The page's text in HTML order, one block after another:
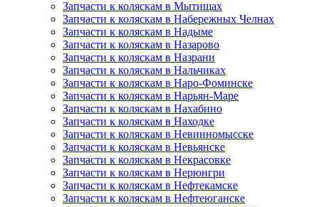
Запчасти к коляскам в Мытищах
Запчасти к коляскам в Набережных Челнах
Запчасти к коляскам в Надыме
Запчасти к коляскам в Назарово
Запчасти к коляскам в Назрани
Запчасти к коляскам в Нальчиках
Запчасти к коляскам в Наро-Фоминске
Запчасти к коляскам в Нарьян-Маре
Запчасти к коляскам в Нахабино
Запчасти к коляскам в Находке
Запчасти к коляскам в Невинномысске
Запчасти к коляскам в Невьянске
Запчасти к коляскам в Некрасовке
Запчасти к коляскам в Нерюнгри
Запчасти к коляскам в Нефтекамске
Запчасти к коляскам в Нефтеюганске